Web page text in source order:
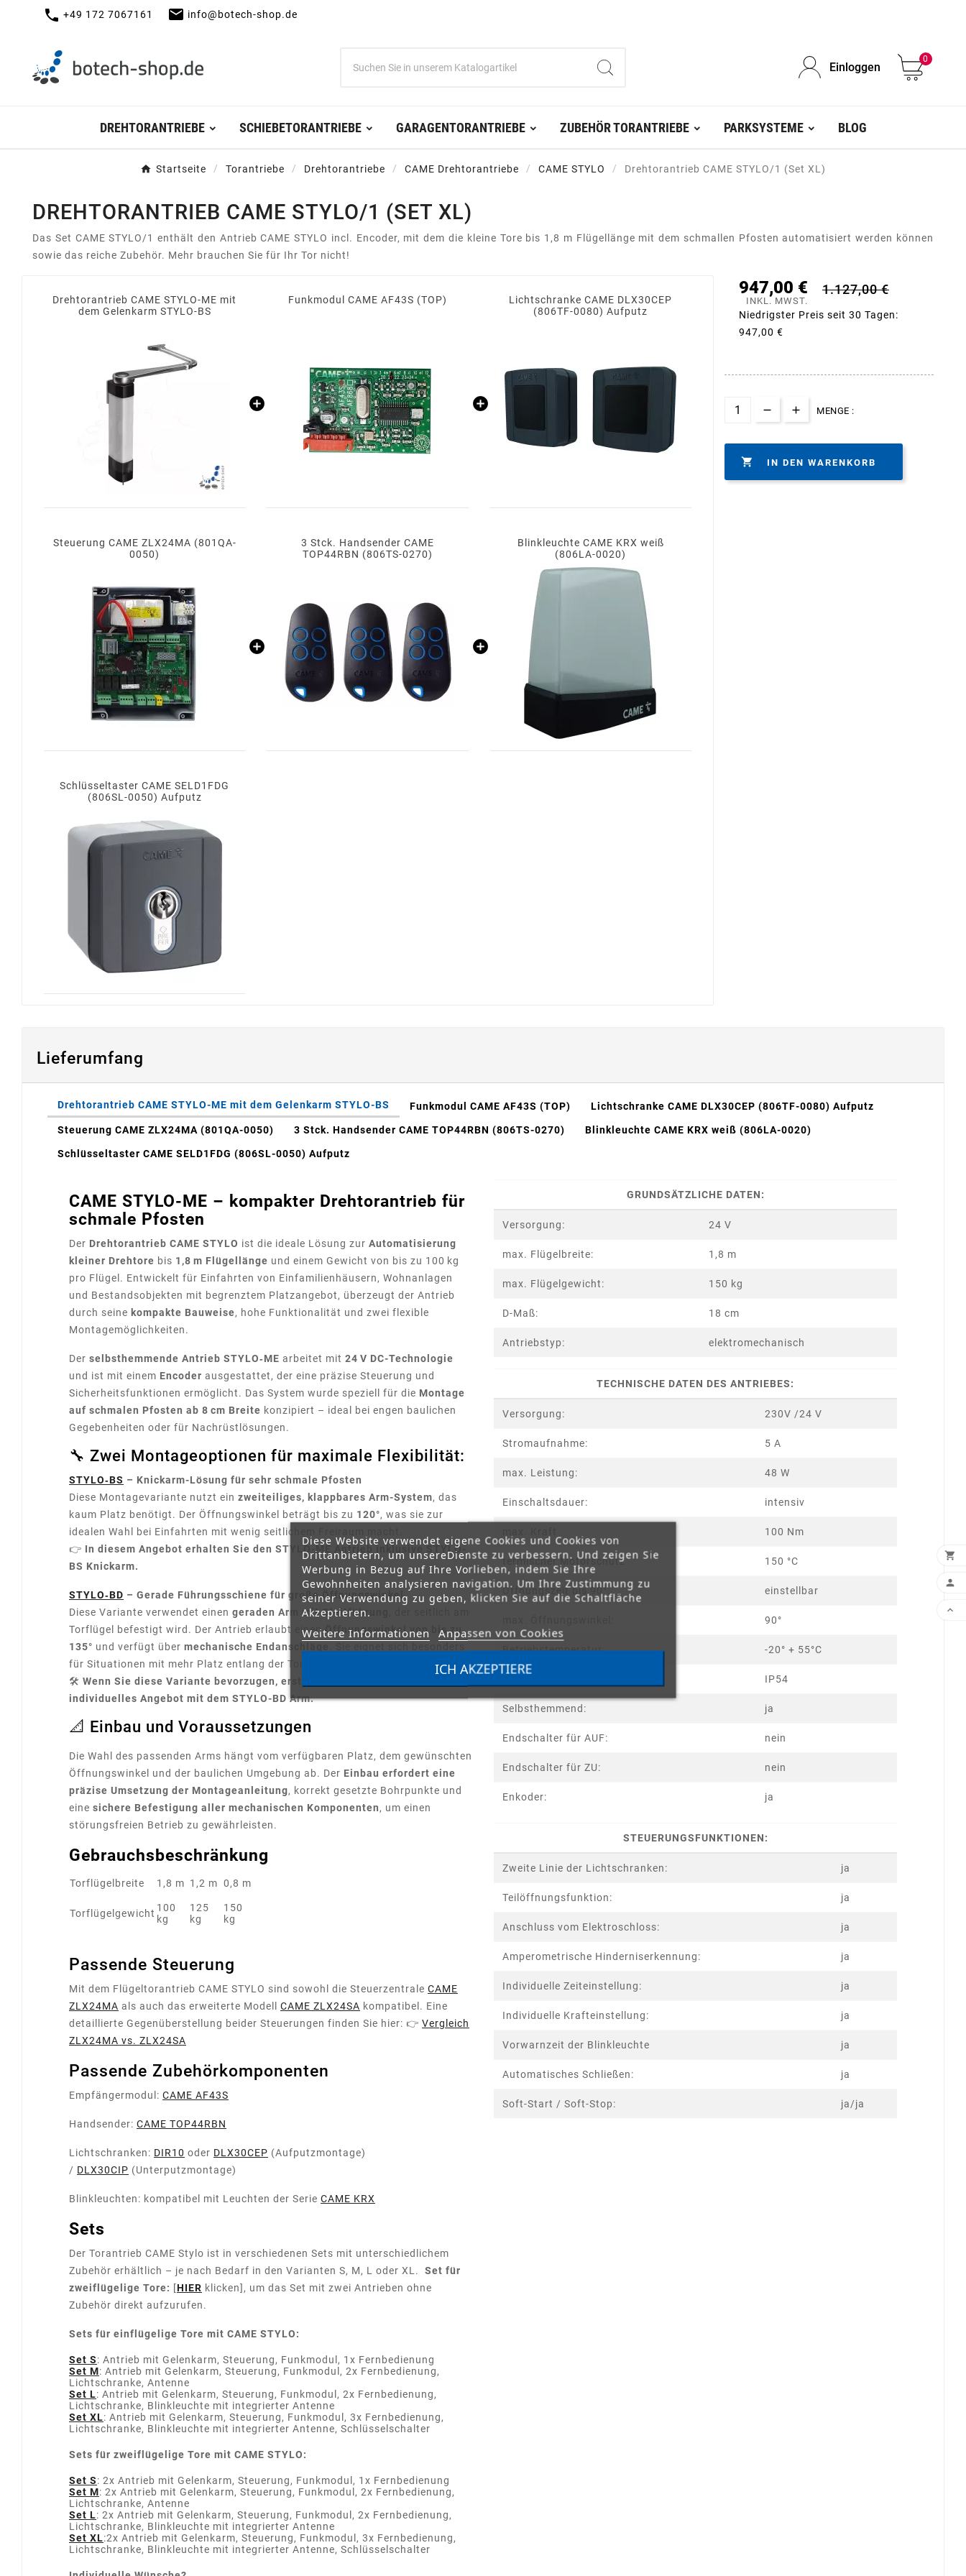
call +49 172 7067161 mail info@botech-shop.de
Einloggen
0
DREHTORANTRIEBE SCHIEBETORANTRIEBE GARAGENTORANTRIEBE ZUBEHÖR TORANTRIEBE PARKSYSTEME BLOG
Startseite Torantriebe Drehtorantriebe CAME Drehtorantriebe CAME STYLO Drehtorantrieb CAME STYLO/1 (Set XL)
DREHTORANTRIEB CAME STYLO/1 (SET XL)
Das Set CAME STYLO/1 enthält den Antrieb CAME STYLO incl. Encoder, mit dem die kleine Tore bis 1,8 m Flügellänge mit dem schmallen Pfosten automatisiert werden können
sowie das reiche Zubehör. Mehr brauchen Sie für Ihr Tor nicht!
Drehtorantrieb CAME STYLO-ME mit
dem Gelenkarm STYLO-BS
Funkmodul CAME AF43S (TOP)
Lichtschranke CAME DLX30CEP
(806TF-0080) Aufputz
Steuerung CAME ZLX24MA (801QA-
0050)
3 Stck. Handsender CAME
TOP44RBN (806TS-0270)
Blinkleuchte CAME KRX weiß
(806LA-0020)
Schlüsseltaster CAME SELD1FDG
(806SL-0050) Aufputz
947,00 € 1.127,00 €
INKL. MWST.
Niedrigster Preis seit 30 Tagen:
947,00 €
MENGE :
 IN DEN WARENKORB
Lieferumfang
Drehtorantrieb CAME STYLO-ME mit dem Gelenkarm STYLO-BS Funkmodul CAME AF43S (TOP) Lichtschranke CAME DLX30CEP (806TF-0080) Aufputz
Steuerung CAME ZLX24MA (801QA-0050) 3 Stck. Handsender CAME TOP44RBN (806TS-0270) Blinkleuchte CAME KRX weiß (806LA-0020)
Schlüsseltaster CAME SELD1FDG (806SL-0050) Aufputz
CAME STYLO-ME – kompakter Drehtorantrieb für
schmale Pfosten
Der Drehtorantrieb CAME STYLO ist die ideale Lösung zur Automatisierung
kleiner Drehtore bis 1,8 m Flügellänge und einem Gewicht von bis zu 100 kg
pro Flügel. Entwickelt für Einfahrten von Einfamilienhäusern, Wohnanlagen
und Bestandsobjekten mit begrenztem Platzangebot, überzeugt der Antrieb
durch seine kompakte Bauweise, hohe Funktionalität und zwei flexible
Montagemöglichkeiten.
Der selbsthemmende Antrieb STYLO‑ME arbeitet mit 24 V DC-Technologie
und ist mit einem Encoder ausgestattet, der eine präzise Steuerung und
Sicherheitsfunktionen ermöglicht. Das System wurde speziell für die Montage
auf schmalen Pfosten ab 8 cm Breite konzipiert – ideal bei engen baulichen
Gegebenheiten oder für Nachrüstlösungen.
🔧 Zwei Montageoptionen für maximale Flexibilität:
STYLO‑BS – Knickarm-Lösung für sehr schmale Pfosten
Diese Montagevariante nutzt ein zweiteiliges, klappbares Arm-System, das
kaum Platz benötigt. Der Öffnungswinkel beträgt bis zu 120°, was sie zur
idealen Wahl bei Einfahrten mit wenig seitlichem Freiraum macht.
👉 In diesem Angebot erhalten Sie den STYLO-ME Antrieb inklusive STYLO-
BS Knickarm.
STYLO‑BD – Gerade Führungsschiene für große Öffnungswinkel
Diese Variante verwendet einen geraden Arm mit Gleitführung
Torflügel befestigt wird. Der Antrieb erlaubt einenÖffnungswinkel von bis zu
135° und verfügt über mechanische Endanschläge
für Situationen mit mehr Platz entlang der Toröffnung.
🛠️ Wenn Sie diese Variante bevorzugen, erstellen wir Ihnen gerne ein
individuelles Angebot mit dem STYLO-BD Arm.
📐 Einbau und Voraussetzungen
Die Wahl des passenden Arms hängt vom verfügbaren Platz, dem gewünschten
Öffnungswinkel und der baulichen Umgebung ab. Der Einbau erfordert eine
präzise Umsetzung der Montageanleitung, korrekt gesetzte Bohrpunkte und
eine sichere Befestigung aller mechanischen Komponenten, um einen
störungsfreien Betrieb zu gewährleisten.
Gebrauchsbeschränkung
Torflügelbreite 1,8 m 1,2 m 0,8 m
Torflügelgewicht 100
kg
125
kg
150
kg
Passende Steuerung
Mit dem Flügeltorantrieb CAME STYLO sind sowohl die Steuerzentrale CAME
ZLX24MA als auch das erweiterte Modell CAME ZLX24SA kompatibel. Eine
detaillierte Gegenüberstellung beider Steuerungen finden Sie hier: 👉 Vergleich
ZLX24MA vs. ZLX24SA
Passende Zubehörkomponenten
Empfängermodul: CAME AF43S
Handsender: CAME TOP44RBN
Lichtschranken: DIR10 oder DLX30CEP (Aufputzmontage)
/ DLX30CIP (Unterputzmontage)
Blinkleuchten: kompatibel mit Leuchten der Serie CAME KRX
Sets
Der Torantrieb CAME Stylo ist in verschiedenen Sets mit unterschiedlichem
Zubehör erhältlich – je nach Bedarf in den Varianten S, M, L oder XL.
Set für
zweiflügelige Tore: [HIER klicken], um das Set mit zwei Antrieben ohne
Zubehör direkt aufzurufen.
Sets für einflügelige Tore mit CAME STYLO:
Set S: Antrieb mit Gelenkarm, Steuerung, Funkmodul, 1x Fernbedienung
Set M: Antrieb mit Gelenkarm, Steuerung, Funkmodul, 2x Fernbedienung,
Lichtschranke, Antenne
Set L: Antrieb mit Gelenkarm, Steuerung, Funkmodul, 2x Fernbedienung,
Lichtschranke, Blinkleuchte mit integrierter Antenne
Set XL: Antrieb mit Gelenkarm, Steuerung, Funkmodul, 3x Fernbedienung,
Lichtschranke, Blinkleuchte mit integrierter Antenne, Schlüsselschalter
Sets für zweiflügelige Tore mit CAME STYLO:
Set S: 2x Antrieb mit Gelenkarm, Steuerung, Funkmodul, 1x Fernbedienung
Set M: 2x Antrieb mit Gelenkarm, Steuerung, Funkmodul, 2x Fernbedienung,
Lichtschranke, Antenne
Set L: 2x Antrieb mit Gelenkarm, Steuerung, Funkmodul, 2x Fernbedienung,
Lichtschranke, Blinkleuchte mit integrierter Antenne
Set XL:2x Antrieb mit Gelenkarm, Steuerung, Funkmodul, 3x Fernbedienung,
Lichtschranke, Blinkleuchte mit integrierter Antenne, Schlüsselschalter
GRUNDSÄTZLICHE DATEN:
Versorgung: 24 V
max. Flügelbreite: 1,8 m
max. Flügelgewicht: 150 kg
D-Maß: 18 cm
Antriebstyp: elektromechanisch
TECHNISCHE DATEN DES ANTRIEBES:
Versorgung: 230V /24 V
Stromaufnahme: 5 A
max. Leistung: 48 W
Einschaltsdauer: intensiv
100 Nm
termischer Motorschutz 150 °C
Öffnungszeit bis 90°: einstellbar
90°
Betriebstemperatur: -20° + 55°C
IP54
Selbsthemmend: ja
Endschalter für AUF: nein
Endschalter für ZU: nein
Enkoder: ja
STEUERUNGSFUNKTIONEN:
Zweite Linie der Lichtschranken: ja
Teilöffnungsfunktion: ja
Anschluss vom Elektroschloss: ja
Amperometrische Hinderniserkennung: ja
Individuelle Zeiteinstellung: ja
Individuelle Krafteinstellung: ja
Vorwarnzeit der Blinkleuchte ja
Automatisches Schließen: ja
Soft-Start / Soft-Stop: ja/ja
Diese Website verwendet eigene Cookies und Cookies von
Drittanbietern, um unsereDienste zu verbessern. Und zeigen Sie
Werbung in Bezug auf Ihre Vorlieben, indem Sie Ihre
Gewohnheiten analysieren navigation. Um Ihre Zustimmung zu
seiner Verwendung zu geben, klicken Sie auf die Schaltfläche
Akzeptieren.
Weitere Informationen Anpassen von Cookies
ICH AKZEPTIERE


